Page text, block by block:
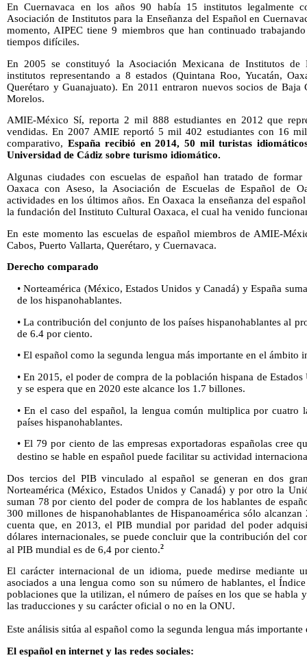
En Cuernavaca en los años 90 había 15 institutos legalmente
Asociación de Institutos para la Enseñanza del Español en
momento, AIPEC tiene 9 miembros que han continuado
tiempos difíciles.
En 2005 se constituyó la Asociación Mexicana de Institutos
institutos representando a 8 estados (Quintana Roo, Yucatán,
Querétaro y Guanajuato). En 2011 entraron nuevos socios de
Morelos.
AMIE-México Sí, reporta 2 mil 888 estudiantes en 2012 que
vendidas. En 2007 AMIE reportó 5 mil 402 estudiantes con 16
comparativo, España recibió en 2014, 50 mil turistas
Universidad de Cádiz sobre turismo idiomático.
Algunas ciudades con escuelas de español han tratado de
Oaxaca con Aseso, la Asociación de Escuelas de Español de
actividades en los últimos años. En Oaxaca la enseñanza del
la fundación del Instituto Cultural Oaxaca, el cual ha venido
En este momento las escuelas de español miembros de AMIE-
Cabos, Puerto Vallarta, Querétaro, y Cuernavaca.
Derecho comparado
• Norteamérica (México, Estados Unidos y Canadá) y España
de los hispanohablantes.
• La contribución del conjunto de los países hispanohablantes al
de 6.4 por ciento.
• El español como la segunda lengua más importante en el ámbito
• En 2015, el poder de compra de la población hispana de
y se espera que en 2020 este alcance los 1.7 billones.
• En el caso del español, la lengua común multiplica por cuatro
países hispanohablantes.
• El 79 por ciento de las empresas exportadoras españolas cree
destino se hable en español puede facilitar su actividad
Dos tercios del PIB vinculado al español se generan en dos
Norteamérica (México, Estados Unidos y Canadá) y por otro la
suman 78 por ciento del poder de compra de los hablantes de
300 millones de hispanohablantes de Hispanoamérica sólo
cuenta que, en 2013, el PIB mundial por paridad del poder
dólares internacionales, se puede concluir que la contribución del
al PIB mundial es de 6,4 por ciento.2
El carácter internacional de un idioma, puede medirse mediante
asociados a una lengua como son su número de hablantes, el
poblaciones que la utilizan, el número de países en los que se habla
las traducciones y su carácter oficial o no en la ONU.
Este análisis sitúa al español como la segunda lengua más
El español en internet y las redes sociales: